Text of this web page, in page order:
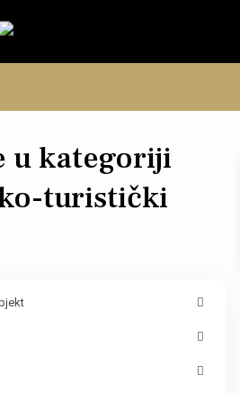
u kategoriji
turistički